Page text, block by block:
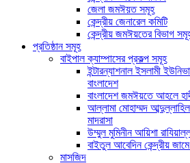
জেলা জমঈয়ত সমূহ
কেন্দ্রীয় জেনারেল কমিটি
কেন্দ্রীয় জমঈয়তের বিভাগ
প্রতিষ্ঠান সমূহ
বাইপাল ক্যাম্পাসের প্রকল্প সমূহ
ইন্টারন্যাশনাল ইসলামী
বাংলাদেশ
বাংলাদেশ জমঈয়তে আহলে
আল্লামা মোহাম্মদ
মাদরাসা
উম্মুল মুমিনীন আয়িশা
বাইতুল আবেদিন কেন্দ্রীয়
মাসজিদ